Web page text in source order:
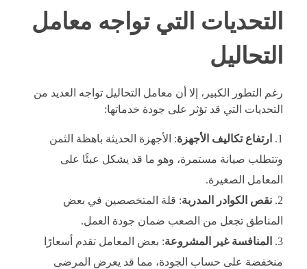
التحديات التي تواجه معامل
التحاليل
رغم التطور الكبير، إلا أن معامل التحاليل تواجه العديد من
التحديات التي قد تؤثر على جودة خدماتها:
ارتفاع تكاليف الأجهزة: الأجهزة الحديثة باهظة الثمن
وتتطلب صيانة مستمرة، وهو ما قد يشكل عبئًا على
المعامل الصغيرة.
نقص الكوادر المدربة: قلة المتخصصين في بعض
المناطق تجعل من الصعب ضمان جودة العمل.
المنافسة غير المشروعة: بعض المعامل تقدم أسعارًا
منخفضة على حساب الجودة، مما قد يعرض المرضى